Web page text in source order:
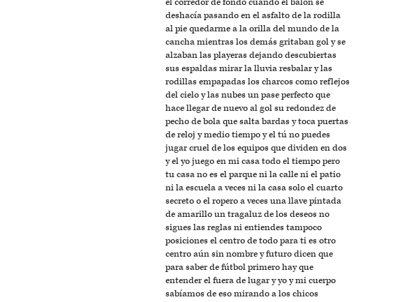
el corredor de fondo cuando el balón se
deshacía pasando en el asfalto de la rodilla
al pie quedarme a la orilla del mundo de la
cancha mientras los demás gritaban gol y se
alzaban las playeras dejando descubiertas
sus espaldas mirar la lluvia resbalar y las
rodillas empapadas los charcos como reflejos
del cielo y las nubes un pase perfecto que
hace llegar de nuevo al gol su redondez de
pecho de bola que salta bardas y toca puertas
de reloj y medio tiempo y el tú no puedes
jugar cruel de los equipos que dividen en dos
y el yo juego en mi casa todo el tiempo pero
tu casa no es el parque ni la calle ni el patio
ni la escuela a veces ni la casa solo el cuarto
secreto o el ropero a veces una llave pintada
de amarillo un tragaluz de los deseos no
sigues las reglas ni entiendes tampoco
posiciones el centro de todo para ti es otro
centro aún sin nombre y futuro dicen que
para saber de fútbol primero hay que
entender el fuera de lugar y yo y mi cuerpo
sabíamos de eso mirando a los chicos